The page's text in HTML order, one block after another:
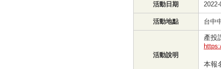
活動日期 2022-
活動地點 台中
活動說明
產投
本報